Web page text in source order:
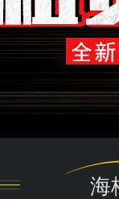
海